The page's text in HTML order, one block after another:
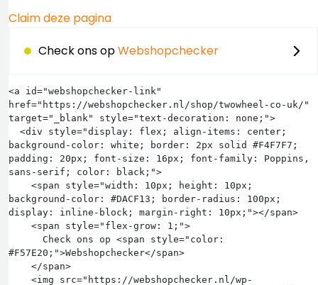
Claim deze pagina
Check ons opWebshopchecker
<a id="webshopchecker-link"
href="https://webshopchecker.nl/shop/twowheel-co-uk/"
target="_blank" style="text-decoration: none;">
background-color: white; border: 2px solid #F4F7F7;
padding: 20px; font-size: 16px; font-family: Poppins,
sans-serif; color: black;">
background-color: #DACF13; border-radius: 100px;
display: inline-block; margin-right: 10px;"></span>
#F57E20;">Webshopchecker</span>